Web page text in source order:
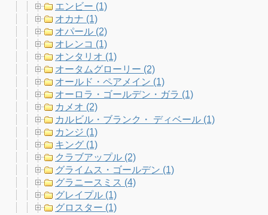
エンビー (1)
オカナ (1)
オパール (2)
オレンコ (1)
オンタリオ (1)
オータムグローリー (2)
オールド・ペアメイン (1)
オーロラ・ゴールデン・ガラ (1)
カメオ (2)
カルビル・ブランク・ ディベール (1)
カンジ (1)
キング (1)
クラブアップル (2)
グライムス・ゴールデン (1)
グラニースミス (4)
グレイプル (1)
グロスター (1)